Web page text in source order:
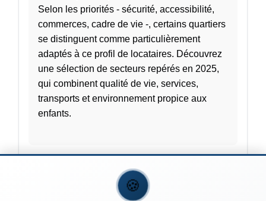
Selon les priorités - sécurité, accessibilité,
commerces, cadre de vie -, certains quartiers
se distinguent comme particulièrement
adaptés à ce profil de locataires. Découvrez
une sélection de secteurs repérés en 2025,
qui combinent qualité de vie, services,
transports et environnement propice aux
enfants.
🍪